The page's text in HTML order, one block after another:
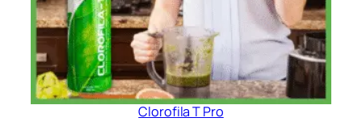
Clorofila T Pro